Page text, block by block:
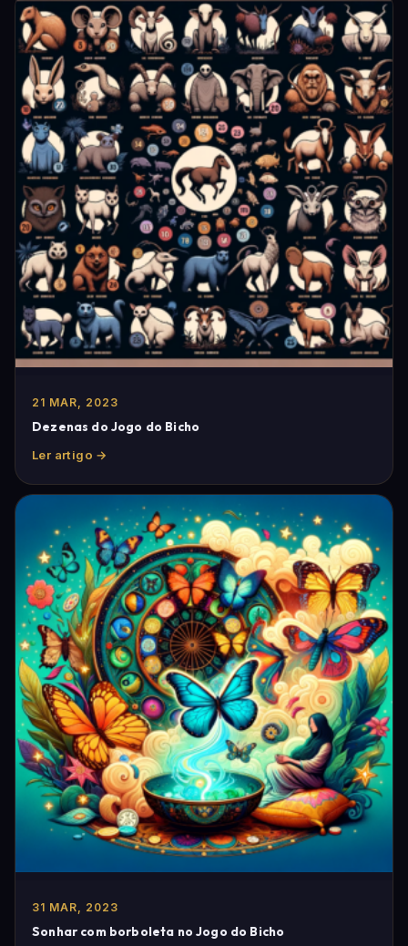
21 MAR, 2023
Dezenas do Jogo do Bicho
Ler artigo →
31 MAR, 2023
Sonhar com borboleta no Jogo do Bicho